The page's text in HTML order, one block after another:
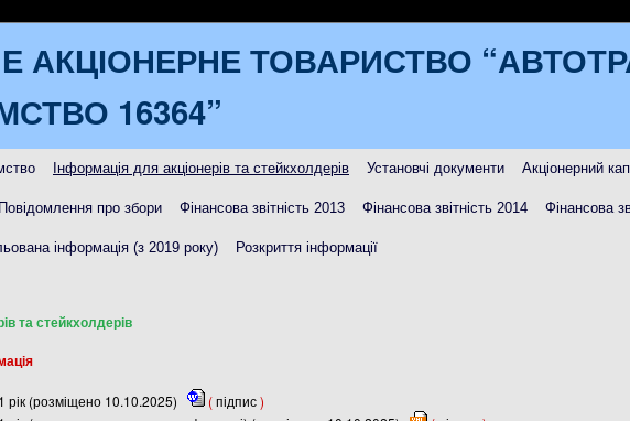
АКЦІОНЕРНЕ ТОВАРИСТВО
16364”
Інформація для акціонерів та стейкхолдерів Установчі документи Акціонерний
Повідомлення про збори Фінансова звітність 2013 Фінансова звітність 2014 Фінансова
інформація (з 2019 року) Розкриття інформації
та стейкхолдерів
рік (розміщено 10.10.2025) (підпис)